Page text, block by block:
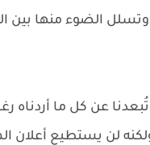
الضوء منها
عن كل ما
لن يستطيع أعلان